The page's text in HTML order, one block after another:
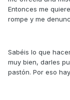
Entonces me
rompe y me
Sabéis lo que
muy bien, darles
pastón. Por eso